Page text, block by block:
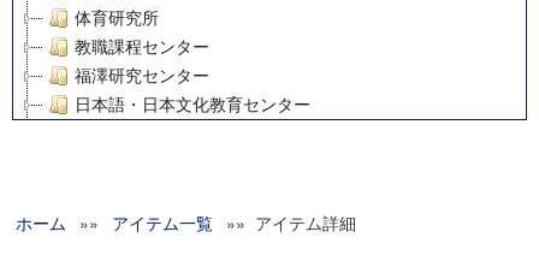
体育研究所
教職課程センター
福澤研究センター
日本語・日本文化教育センター
グローバルリサーチインスティテュート
ホーム »» アイテム一覧 »» アイテム詳細